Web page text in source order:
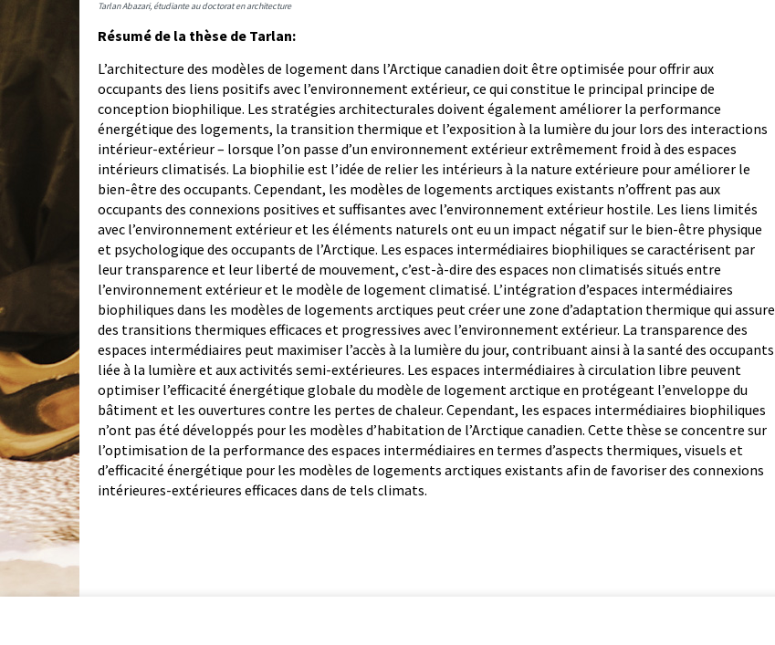
Tarlan Abazari, étudiante au doctorat en architecture
Résumé de la thèse de Tarlan:
L’architecture des modèles de logement dans l’Arctique canadien doit être optimisée pour offrir aux
occupants des liens positifs avec l’environnement extérieur, ce qui constitue le principal principe de
conception biophilique. Les stratégies architecturales doivent également améliorer la performance
énergétique des logements, la transition thermique et l’exposition à la lumière du jour lors des interactions
intérieur-extérieur – lorsque l’on passe d’un environnement extérieur extrêmement froid à des espaces
intérieurs climatisés. La biophilie est l’idée de relier les intérieurs à la nature extérieure pour améliorer le
bien-être des occupants. Cependant, les modèles de logements arctiques existants n’offrent pas aux
occupants des connexions positives et suffisantes avec l’environnement extérieur hostile. Les liens limités
avec l’environnement extérieur et les éléments naturels ont eu un impact négatif sur le bien-être physique
et psychologique des occupants de l’Arctique. Les espaces intermédiaires biophiliques se caractérisent par
leur transparence et leur liberté de mouvement, c’est-à-dire des espaces non climatisés situés entre
l’environnement extérieur et le modèle de logement climatisé. L’intégration d’espaces intermédiaires
biophiliques dans les modèles de logements arctiques peut créer une zone d’adaptation thermique qui assure
des transitions thermiques efficaces et progressives avec l’environnement extérieur. La transparence des
espaces intermédiaires peut maximiser l’accès à la lumière du jour, contribuant ainsi à la santé des occupants
liée à la lumière et aux activités semi-extérieures. Les espaces intermédiaires à circulation libre peuvent
optimiser l’efficacité énergétique globale du modèle de logement arctique en protégeant l’enveloppe du
bâtiment et les ouvertures contre les pertes de chaleur. Cependant, les espaces intermédiaires biophiliques
n’ont pas été développés pour les modèles d’habitation de l’Arctique canadien. Cette thèse se concentre sur
l’optimisation de la performance des espaces intermédiaires en termes d’aspects thermiques, visuels et
d’efficacité énergétique pour les modèles de logements arctiques existants afin de favoriser des connexions
intérieures-extérieures efficaces dans de tels climats.